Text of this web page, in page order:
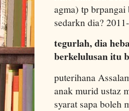
agma) tp
sedarkn dia?
tegurlah, dia
berkelulusan itu
puterihana
anak murid ustaz
syarat sapa boleh